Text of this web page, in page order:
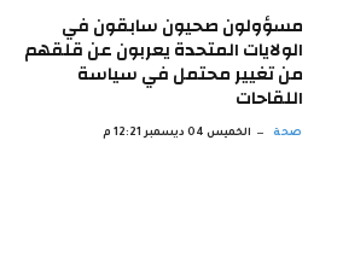
مسؤولون صحيون سابقون في
الولايات المتحدة يعربون عن قلقهم
من تغيير محتمل في سياسة
اللقاحات
صحة الخميس 04 ديسمبر 12:21 م